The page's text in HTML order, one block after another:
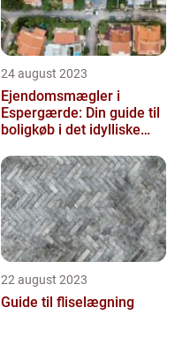
24 august 2023
Ejendomsmægler i
Espergærde: Din guide til
boligkøb i det idylliske
22 august 2023
Guide til fliselægning